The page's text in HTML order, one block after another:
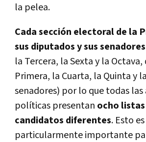
la pelea.
Cada sección electoral de la
sus diputados y sus senadores
la Tercera, la Sexta y la
Primera, la Cuarta, la Quinta y
senadores) por lo que todas las
políticas presentan ocho
candidatos diferentes. Esto es
particularmente importante